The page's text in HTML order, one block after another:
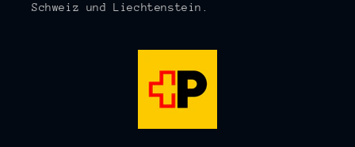
Schweiz und Liechtenstein.